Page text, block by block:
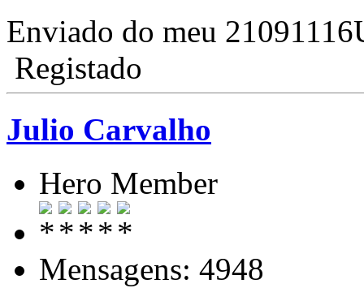
Enviado do meu
Registado
Julio Carvalho
Hero Member
Mensagens: 4948